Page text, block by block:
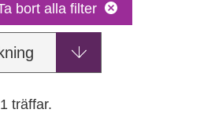
bort alla filter
träffar.